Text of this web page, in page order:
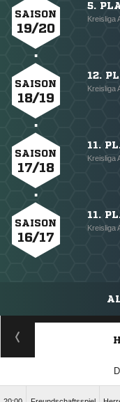
SAISON
19/20
5.
Kreisliga
SAISON
18/19
12.
Kreisliga
SAISON
17/18
11.
Kreisliga
SAISON
16/17
11.
Kreisliga